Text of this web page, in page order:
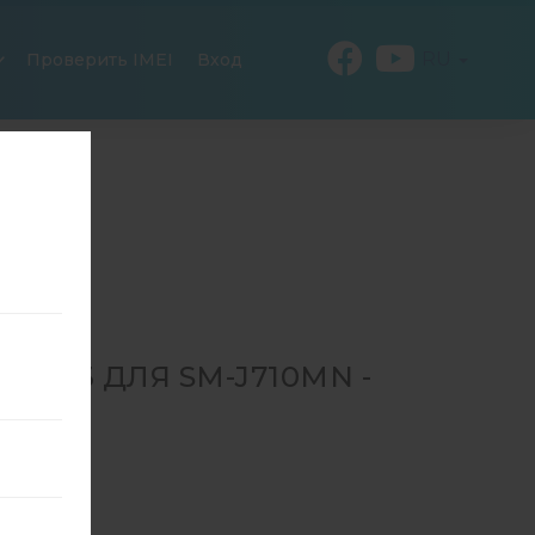
Проверить IMEI Вход
ДЛЯ SM-J710MN -